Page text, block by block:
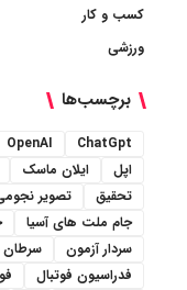
کسب و کار
ورزشی
برچسب‌ها
ChatGpt
OpenAI
اپل
ایلان ماسک
تحقیق
تصویر
جام ملت های آسیا
سردار آزمون
سرطان
فدراسیون فوتبال